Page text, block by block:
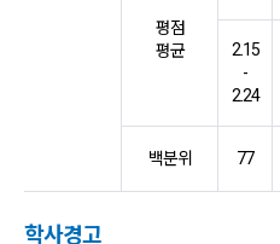
평점
평균
2.15
-
2.24
백분위 77
학사경고